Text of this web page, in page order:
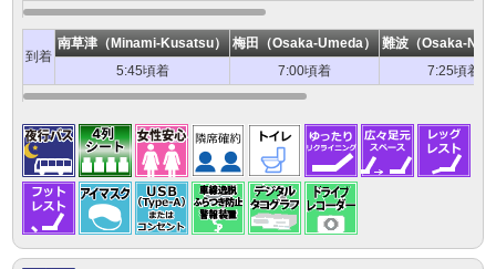
到着
南草津（Minami-Kusatsu） 梅田（Osaka-Umeda）
難波（Osaka-
5:45頃着
7:00頃着 7:25頃着